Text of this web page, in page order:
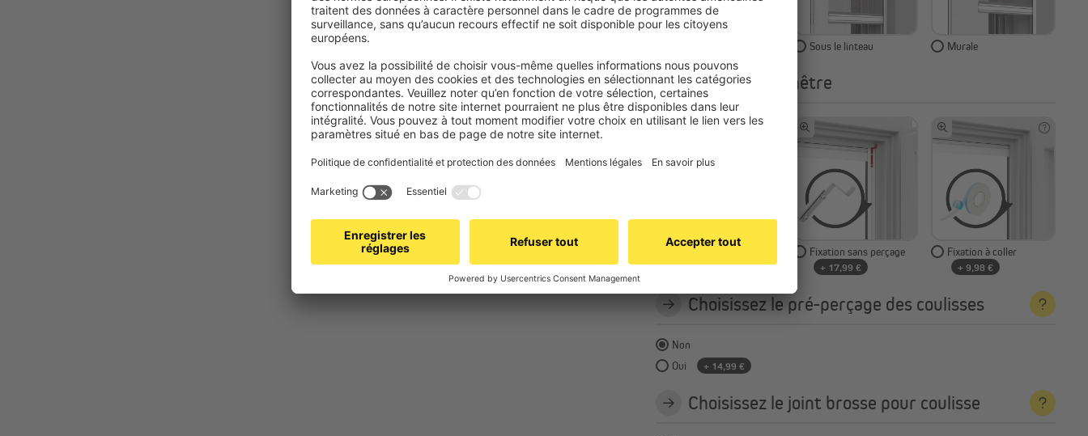
Sous le linteau Murale
Pose sur la fenêtre
Fixation à visser Fixation sans perçage
+ 17,99 €
Fixation à coller
+ 9,98 €
Choisissez le pré-perçage des coulisses
Non
Oui
+ 14,99 €
Choisissez le joint brosse pour coulisse